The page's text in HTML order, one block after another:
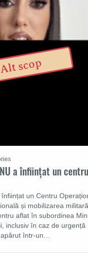
a înființat un
un Centru
și mobilizarea
aflat în subordinea
inclusiv în caz de
într-un…
scop